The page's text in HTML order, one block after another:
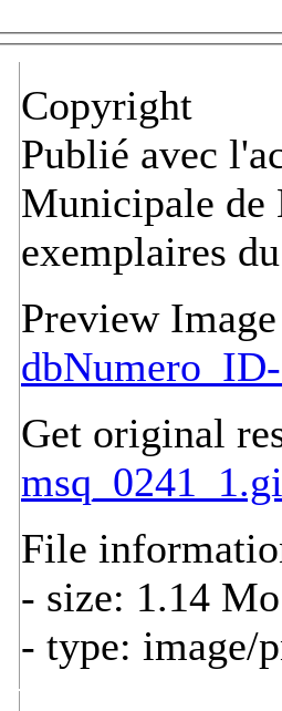
Copyright
Publié avec
Municipale de
exemplaires
Preview Image
Get original
File
- size: 1.14 Mo
- type: image/